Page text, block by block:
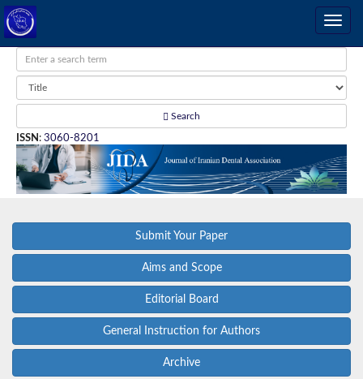
Search
ISSN : 3060-8201
Submit Your Paper
Aims and Scope
Editorial Board
General Instruction for Authors
Archive